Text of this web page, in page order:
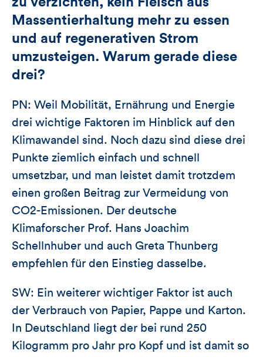
Massentierhaltung mehr zu essen
und auf regenerativen Strom
umzusteigen. Warum gerade diese
drei?
PN: Weil Mobilität, Ernährung und Energie
drei wichtige Faktoren im Hinblick auf den
Klimawandel sind. Noch dazu sind diese drei
Punkte ziemlich einfach und schnell
umsetzbar, und man leistet damit trotzdem
einen großen Beitrag zur Vermeidung von
CO2-Emissionen. Der deutsche
Klimaforscher Prof. Hans Joachim
Schellnhuber und auch Greta Thunberg
empfehlen für den Einstieg dasselbe.
SW: Ein weiterer wichtiger Faktor ist auch
der Verbrauch von Papier, Pappe und Karton.
In Deutschland liegt der bei rund 250
Kilogramm pro Jahr pro Kopf und ist damit so